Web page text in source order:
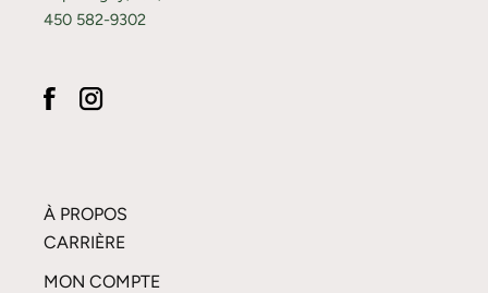
450 582-9302
À PROPOS
CARRIÈRE
MON COMPTE